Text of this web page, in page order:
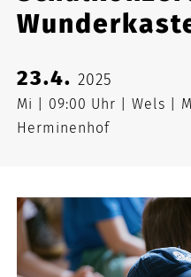
23.4.2025
Mi 09:00 Uhr Wels
Herminenhof